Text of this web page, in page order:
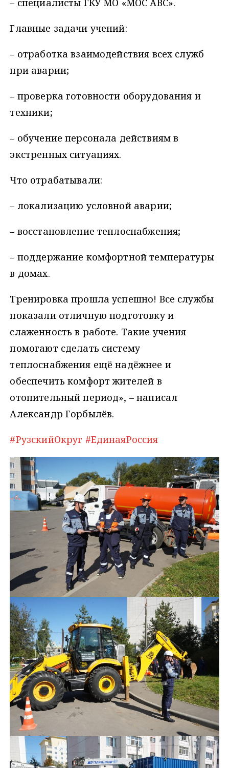
– специалисты ГКУ МО «МОС АВС».
Главные задачи учений:
– отработка взаимодействия всех служб
при аварии;
­– проверка готовности оборудования и
техники;
– обучение персонала действиям в
экстренных ситуациях.
Что отрабатывали:
– локализацию условной аварии;
– восстановление теплоснабжения;
– поддержание комфортной температуры
в домах.
Тренировка прошла успешно! Все службы
показали отличную подготовку и
слаженность в работе. Такие учения
помогают сделать систему
теплоснабжения ещё надёжнее и
обеспечить комфорт жителей в
отопительный период», – написал
Александр Горбылёв.
#РузскийОкруг #ЕдинаяРоссия